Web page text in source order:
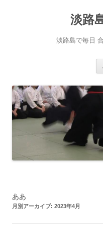
淡路
淡路島で毎日
ああ
月別アーカイブ: 2023年4月